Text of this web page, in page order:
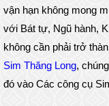
vận hạn không mong
với Bát tự, Ngũ hành,
không cần phải trở
Sim Thăng Long,
đó vào Các công cụ